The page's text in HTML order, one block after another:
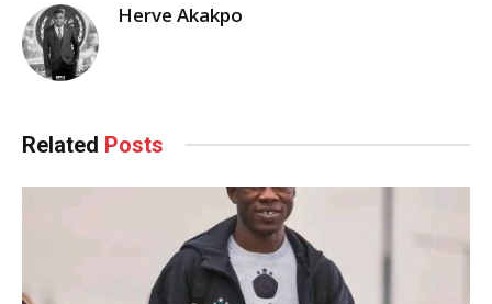
Herve Akakpo
Related Posts